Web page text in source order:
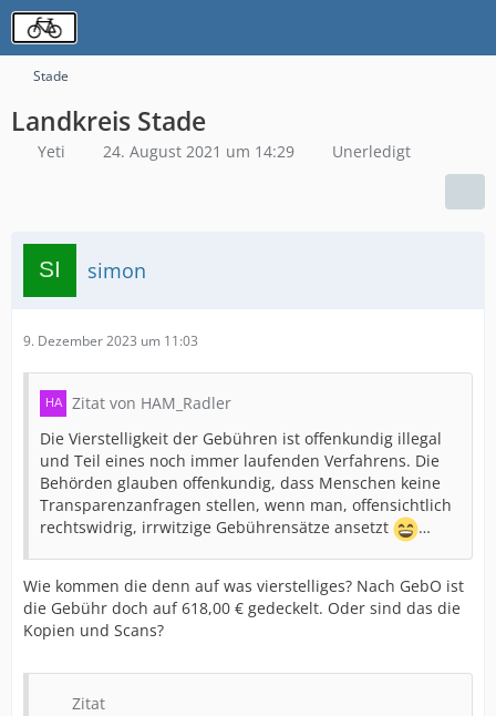
Stade
Landkreis Stade
Yeti 24. August 2021 um 14:29 Unerledigt
simon
9. Dezember 2023 um 11:03
Zitat von HAM_Radler
Die Vierstelligkeit der Gebühren ist offenkundig illegal
und Teil eines noch immer laufenden Verfahrens. Die
Behörden glauben offenkundig, dass Menschen keine
Transparenzanfragen stellen, wenn man, offensichtlich
rechtswidrig, irrwitzige Gebührensätze ansetzt
…
Wie kommen die denn auf was vierstelliges? Nach GebO ist
die Gebühr doch auf 618,00 € gedeckelt. Oder sind das die
Kopien und Scans?
Zitat